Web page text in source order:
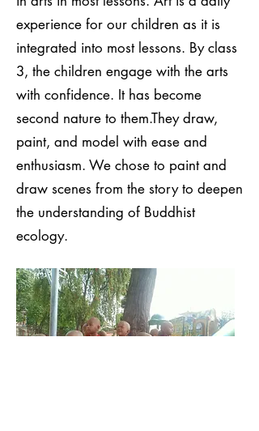
experience for our children as it is
integrated into most lessons. By class
3, the children engage with the arts
with confidence. It has become
second nature to them.They draw,
paint, and model with ease and
enthusiasm. We chose to paint and
draw scenes from the story to deepen
the understanding of Buddhist
ecology.